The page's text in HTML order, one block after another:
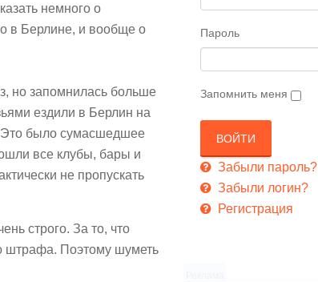
немного о
в Берлине, и вообще о
но запомнилась больше
ездили в Берлин на
Это было сумасшедшее
все клубы, бары и
не пропускать
строго. За то, что
штрафа. Поэтому шуметь
Пароль
Запомнить меня
Забыли пароль?
Забыли логин?
Регистрация